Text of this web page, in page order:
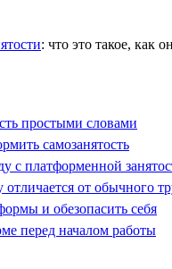
: что это такое, как
простыми словами
самозанятость
с платформенной
от обычного
и обезопасить себя
перед началом работы